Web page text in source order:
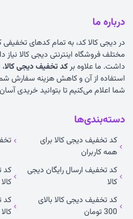
درباره ما
در دیجی کالا کد، به تمام کدهای تخفیفی
مختلف فروشگاه اینترنتی دیجی کالا
داشت. ما علاوه برکد تخفیف دیجی کالا
استفاده از آن و کاهش هزینه سفارش
شما اعلام می‌کنیم تا بتوانید خریدی
دسته‌بندی‌ها
کد تخفیف دیجی کالا برای
همه کاربران
کد تخفیف ارسال رایگان دیجی
کالا
کد
کالا
کد تخفیف دیجی کالا بالای
300 تومان
کد